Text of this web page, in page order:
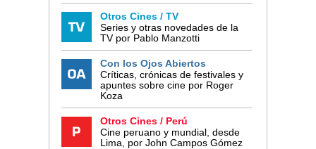
Otros Cines / TV
Series y otras novedades de la
TV por Pablo Manzotti
Con los Ojos Abiertos
Críticas, crónicas de festivales y
apuntes sobre cine por Roger
Koza
Otros Cines / Perú
Cine peruano y mundial, desde
Lima, por John Campos Gómez